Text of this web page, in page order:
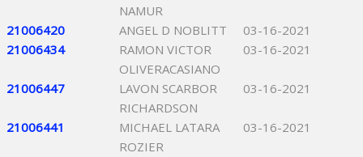
NAMUR
21006420 ANGEL D NOBLITT
03-16-2021
21006434
RAMON VICTOR
OLIVERACASIANO
03-16-2021
21006447
LAVON SCARBOR
RICHARDSON
03-16-2021
21006441
MICHAEL LATARA
ROZIER
03-16-2021